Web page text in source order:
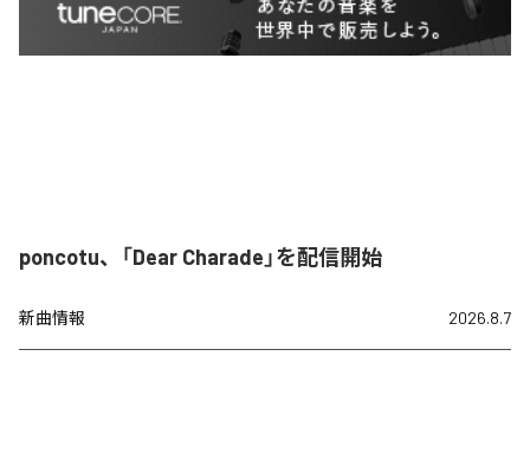
poncotu、「Dear Charade」を配信開始
新曲情報 2026.8.7